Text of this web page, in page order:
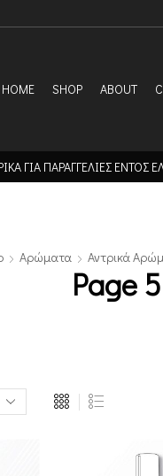
HOME SHOP ABOUT
ΓΙΑ ΠΑΡΑΓΓΕΛΙΕΣ ΕΝΤΟΣ
Αρώματα Αντρικά
Page 5